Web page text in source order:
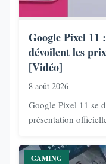
Google Pixel 11
dévoilent les
[Vidéo]
8 août 2026
Google Pixel 11 se
présentation
GAMING